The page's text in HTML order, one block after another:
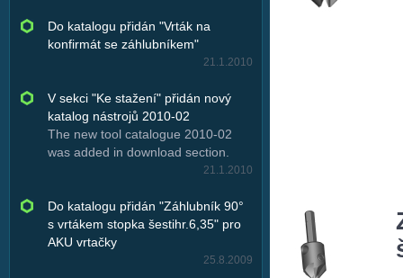
Do katalogu přidán "Vrták na
konfirmát se záhlubníkem"
21.1.2010
V sekci "Ke stažení" přidán nový
katalog nástrojů 2010-02
The new tool catalogue 2010-02
was added in download section.
21.1.2010
Do katalogu přidán "Záhlubník 90°
s vrtákem stopka šestihr.6,35" pro
AKU vrtačky
25.8.2009